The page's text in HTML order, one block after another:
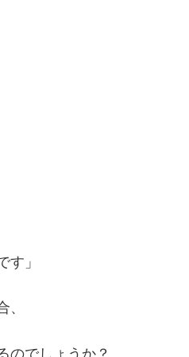
す」
、
のでしょうか？